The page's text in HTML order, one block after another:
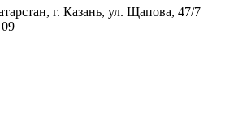
г. Казань, ул. Щапова, 47/7